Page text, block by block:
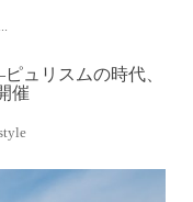
ュリスムの時代、
催